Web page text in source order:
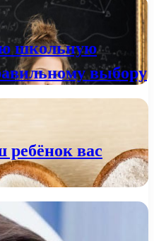
школьную
выбору
ребёнок вас